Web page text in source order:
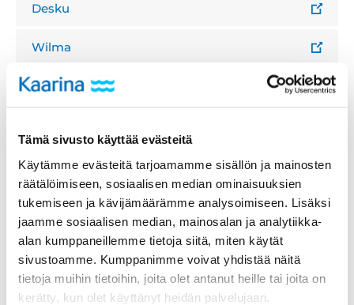
Tämä sivusto käyttää evästeitä
Käytämme evästeitä tarjoamamme sisällön ja mainosten
räätälöimiseen, sosiaalisen median ominaisuuksien
tukemiseen ja kävijämäärämme analysoimiseen. Lisäksi
jaamme sosiaalisen median, mainosalan ja analytiikka-
alan kumppaneillemme tietoja siitä, miten käytät
sivustoamme. Kumppanimme voivat yhdistää näitä
tietoja muihin tietoihin, joita olet antanut heille tai joita on
kerätty, kun olet käyttänyt heidän palvelujaan.
Desku
Wilma
Huoltajien info ja ohjeet
Ohjeita henkilöstölle
digilaitteiden, palveluiden ja
sovellusten käyttöön
Tietohallinnon ohjeita Kantrissa (tietokone,
työpuhelin, oheislaitteet)